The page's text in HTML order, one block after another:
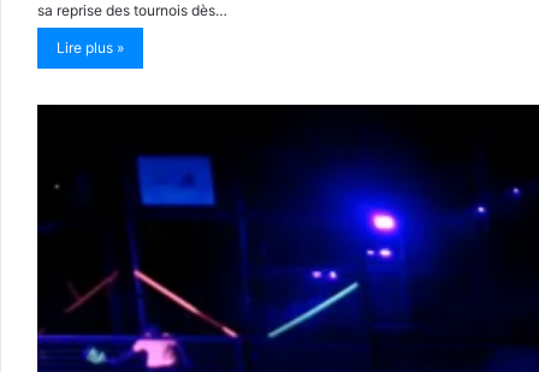
sa reprise des tournois dès…
Lire plus »